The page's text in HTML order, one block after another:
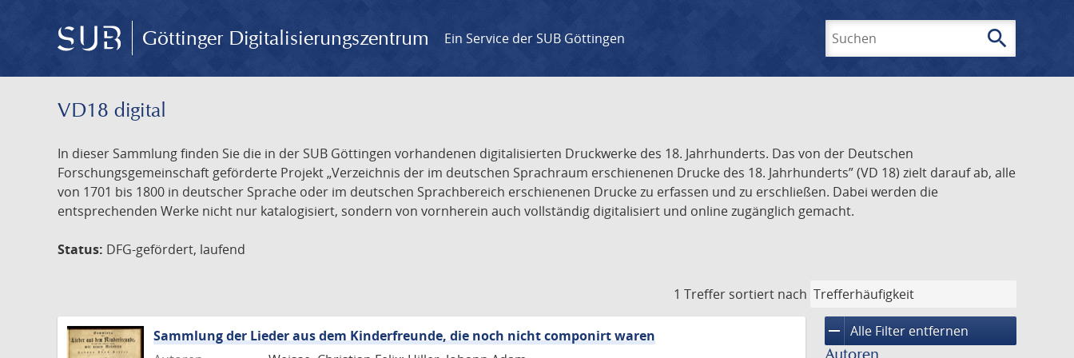
Göttinger Digitalisierungszentrum Ein Service der SUB Göttingen search
VD18 digital
In dieser Sammlung finden Sie die in der SUB Göttingen vorhandenen digitalisierten Druckwerke des 18. Jahrhunderts. Das von der Deutschen
Forschungsgemeinschaft geförderte Projekt „Verzeichnis der im deutschen Sprachraum erschienenen Drucke des 18. Jahrhunderts” (VD 18) zielt darauf ab, alle
von 1701 bis 1800 in deutscher Sprache oder im deutschen Sprachbereich erschienenen Drucke zu erfassen und zu erschließen. Dabei werden die
entsprechenden Werke nicht nur katalogisiert, sondern von vornherein auch vollständig digitalisiert und online zugänglich gemacht.
Status: DFG-gefördert, laufend
1 Treffer sortiert nach
remove Alle Filter entfernen
Sammlung der Lieder aus dem Kinderfreunde, die noch nicht componirt waren